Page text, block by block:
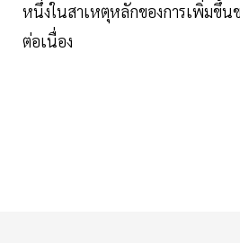
หนึ่งในสาเหตุหลักของการเพิ่มขึ้น
ต่อเนื่อง